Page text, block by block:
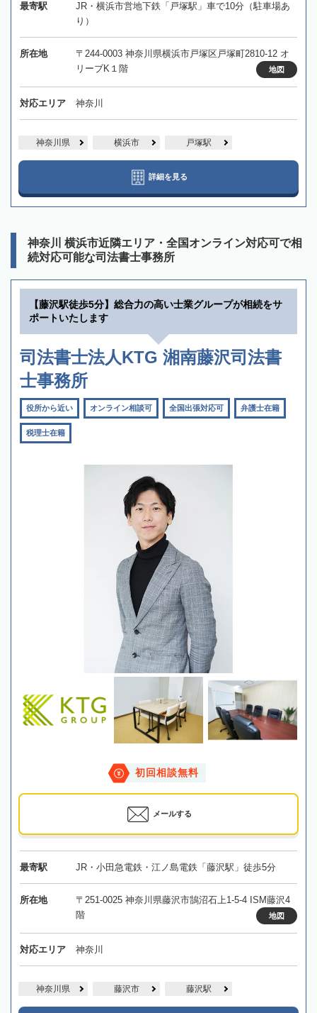
最寄駅
JR・横浜市営地下鉄「戸塚駅」車で10分（駐車場あ
り）
所在地
〒244-0003 神奈川県横浜市戸塚区戸塚町2810-12 オ
リーブK１階
地図
対応エリア 神奈川
神奈川県 横浜市 戸塚駅
詳細を見る
神奈川 横浜市近隣エリア・全国オンライン対応可で相
続対応可能な司法書士事務所
【藤沢駅徒歩5分】総合力の高い士業グループが相続をサ
ポートいたします
司法書士法人KTG 湘南藤沢司法書
士事務所
役所から近い オンライン相談可 全国出張対応可 弁護士在籍
税理士在籍
初回相談無料
メールする
最寄駅 JR・小田急電鉄・江ノ島電鉄「藤沢駅」徒歩5分
所在地
〒251-0025 神奈川県藤沢市鵠沼石上1-5-4 ISM藤沢4
階
地図
対応エリア 神奈川
神奈川県 藤沢市 藤沢駅